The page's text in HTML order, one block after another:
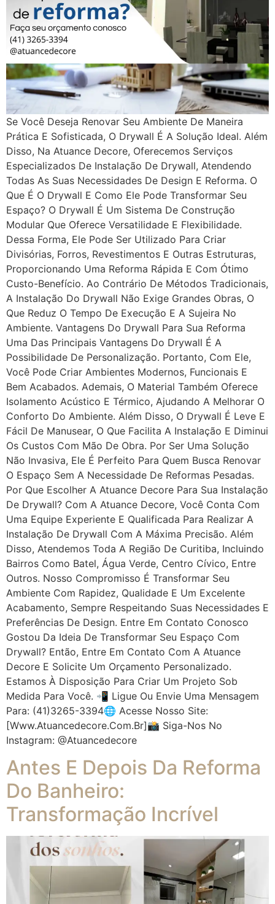
Se Você Deseja Renovar Seu Ambiente De Maneira
Prática E Sofisticada, O Drywall É A Solução Ideal. Além
Disso, Na Atuance Decore, Oferecemos Serviços
Especializados De Instalação De Drywall, Atendendo
Todas As Suas Necessidades De Design E Reforma. O
Que É O Drywall E Como Ele Pode Transformar Seu
Espaço? O Drywall É Um Sistema De Construção
Modular Que Oferece Versatilidade E Flexibilidade.
Dessa Forma, Ele Pode Ser Utilizado Para Criar
Divisórias, Forros, Revestimentos E Outras Estruturas,
Proporcionando Uma Reforma Rápida E Com Ótimo
Custo-Benefício. Ao Contrário De Métodos Tradicionais,
A Instalação Do Drywall Não Exige Grandes Obras, O
Que Reduz O Tempo De Execução E A Sujeira No
Ambiente. Vantagens Do Drywall Para Sua Reforma
Uma Das Principais Vantagens Do Drywall É A
Possibilidade De Personalização. Portanto, Com Ele,
Você Pode Criar Ambientes Modernos, Funcionais E
Bem Acabados. Ademais, O Material Também Oferece
Isolamento Acústico E Térmico, Ajudando A Melhorar O
Conforto Do Ambiente. Além Disso, O Drywall É Leve E
Fácil De Manusear, O Que Facilita A Instalação E Diminui
Os Custos Com Mão De Obra. Por Ser Uma Solução
Não Invasiva, Ele É Perfeito Para Quem Busca Renovar
O Espaço Sem A Necessidade De Reformas Pesadas.
Por Que Escolher A Atuance Decore Para Sua Instalação
De Drywall? Com A Atuance Decore, Você Conta Com
Uma Equipe Experiente E Qualificada Para Realizar A
Instalação De Drywall Com A Máxima Precisão. Além
Disso, Atendemos Toda A Região De Curitiba, Incluindo
Bairros Como Batel, Água Verde, Centro Cívico, Entre
Outros. Nosso Compromisso É Transformar Seu
Ambiente Com Rapidez, Qualidade E Um Excelente
Acabamento, Sempre Respeitando Suas Necessidades E
Preferências De Design. Entre Em Contato Conosco
Gostou Da Ideia De Transformar Seu Espaço Com
Drywall? Então, Entre Em Contato Com A Atuance
Decore E Solicite Um Orçamento Personalizado.
Estamos À Disposição Para Criar Um Projeto Sob
Medida Para Você. 📲 Ligue Ou Envie Uma Mensagem
Para: (41)3265-3394🌐 Acesse Nosso Site:
[www.atuancedecore.com.br]📸 Siga-Nos No
Instagram: @atuancedecore
Antes E Depois Da Reforma
Do Banheiro:
Transformação Incrível